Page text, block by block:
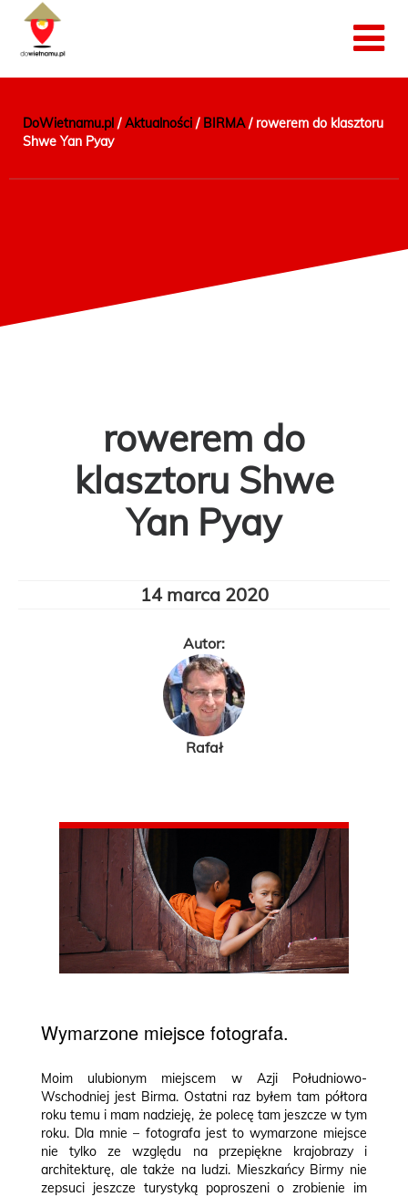
DoWietnamu.pl /Aktualności / BIRMA/ rowerem do klasztoru
Shwe Yan Pyay
rowerem do
klasztoru Shwe
Yan Pyay
14 marca 2020
Autor:
Rafał
Wymarzone miejsce fotografa.
Moim ulubionym miejscem w Azji Południowo-
Wschodniej jest Birma. Ostatni raz byłem tam półtora
roku temu i mam nadzieję, że polecę tam jeszcze w tym
roku. Dla mnie – fotografa jest to wymarzone miejsce
nie tylko ze względu na przepiękne krajobrazy i
architekturę, ale także na ludzi. Mieszkańcy Birmy nie
zepsuci jeszcze turystyką poproszeni o zrobienie im